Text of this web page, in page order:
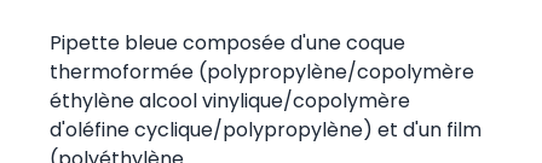
Pipette bleue composée d'une coque
thermoformée (polypropylène/copolymère
éthylène alcool vinylique/copolymère
d'oléfine cyclique/polypropylène) et d'un film